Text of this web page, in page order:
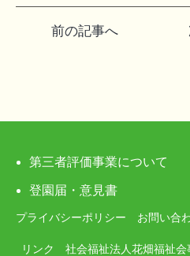
ビ
ゲ
ー
シ
前の記事へ
第三者評価事業について
登園届・意見書
プライバシーポリシー お問い合
リンク 社会福祉法人花畑福祉会